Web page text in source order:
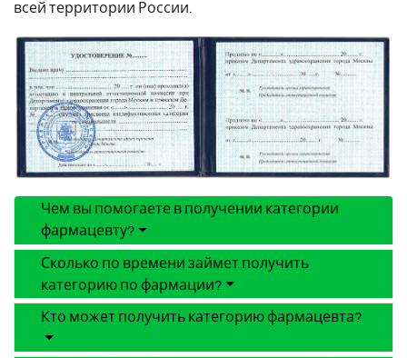
всей территории России.
Чем вы помогаете в получении категории
фармацевту?
Сколько по времени займет получить
категорию по фармации?
Кто может получить категорию фармацевта?